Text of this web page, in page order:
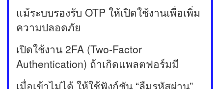
แม้ระบบรองรับ OTP ให้เปิดใช้งานเพื่อเพิ่ม
ความปลอดภัย
เปิดใช้งาน 2FA (Two-Factor
Authentication) ถ้าเกิดแพลตฟอร์มมี
เมื่อเข้าไม่ได้ ให้ใช้ฟังก์ชัน “ลืมรหัสผ่าน”